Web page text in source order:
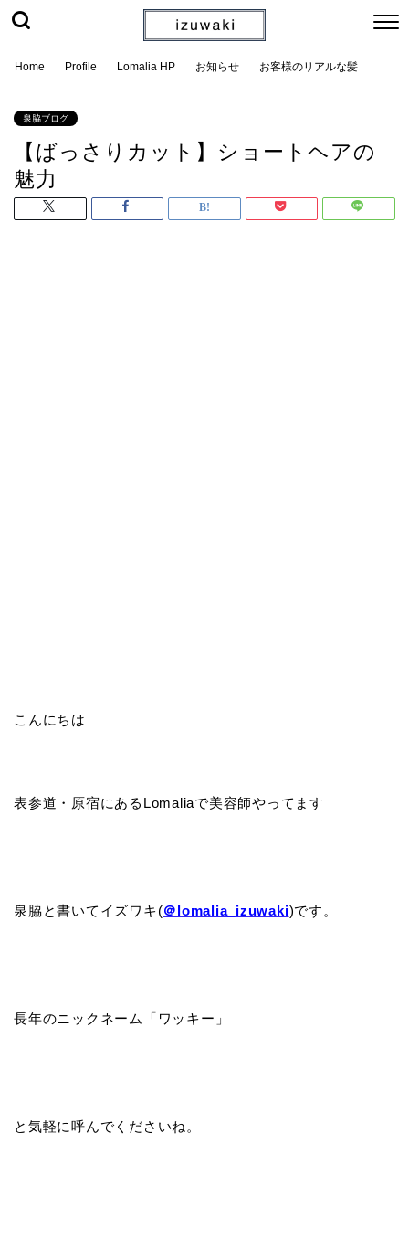
Home Profile Lomalia HP お知らせ お客様のリアルな髪
泉脇ブログ
【ばっさりカット】ショートヘアの
魅力
こんにちは
表参道・原宿にあるLomaliaで美容師やってます
泉脇と書いてイズワキ(＠lomalia_izuwaki)です。
長年のニックネーム「ワッキー」
と気軽に呼んでくださいね。